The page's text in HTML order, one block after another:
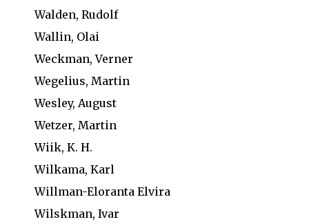
Walden, Rudolf
Wallin, Olai
Weckman, Verner
Wegelius, Martin
Wesley, August
Wetzer, Martin
Wiik, K. H.
Wilkama, Karl
Willman-Eloranta Elvira
Wilskman, Ivar